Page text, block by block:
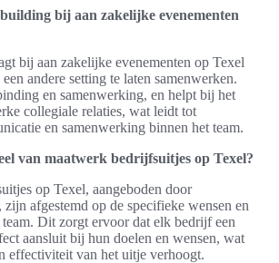
bij aan zakelijke evenementen
bij aan zakelijke evenementen op Texel
andere setting te laten samenwerken.
en samenwerking, en helpt bij het
collegiale relaties, wat leidt tot
en samenwerking binnen het team.
van maatwerk bedrijfsuitjes op Texel?
op Texel, aangeboden door
afgestemd op de specifieke wensen en
Dit zorgt ervoor dat elk bedrijf een
aansluit bij hun doelen en wensen, wat
effectiviteit van het uitje verhoogt.